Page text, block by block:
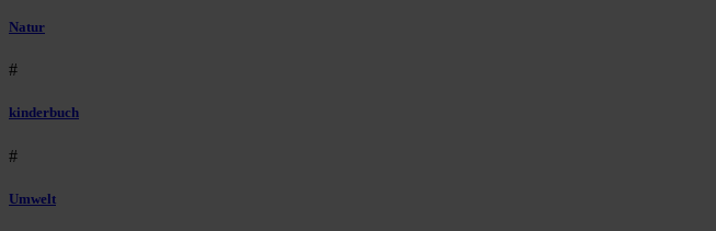
Natur
#
kinderbuch
#
Umwelt